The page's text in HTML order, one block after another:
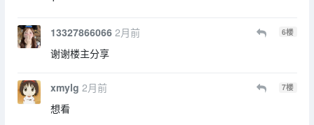
13327866066 2月前 6楼
谢谢楼主分享
xmylg 2月前 7楼
想看